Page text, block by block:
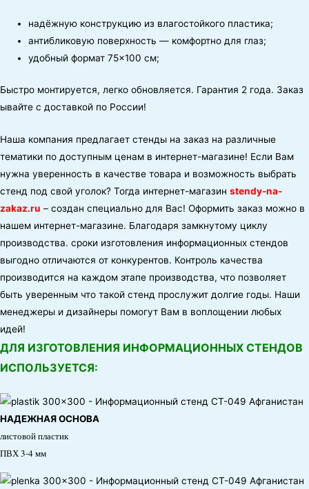
надёжную конструкцию из влагостойкого пластика;
антибликовую поверхность — комфортно для глаз;
удобный формат75×100 см;
Быстро монтируется, легко обновляется. Гарантия 2 года. Заказ
ывайте с доставкой по России!
Наша компания предлагает стенды на заказ на различные
тематики по доступным ценам в интернет-магазине! Если Вам
нужна уверенность в качестве товара и возможность выбрать
стенд под свой уголок? Тогда интернет-магазин stendy-na-
zakaz.ru – создан специально для Вас! Оформить заказ можно в
нашем интернет-магазине. Благодаря замкнутому циклу
производства. сроки изготовления информационных стендов
выгодно отличаются от конкурентов. Контроль качества
производится на каждом этапе производства, что позволяет
быть уверенным что такой стенд прослужит долгие годы. Наши
менеджеры и дизайнеры помогут Вам в воплощении любых
идей!
ДЛЯ ИЗГОТОВЛЕНИЯ ИНФОРМАЦИОННЫХ СТЕНДОВ
ИСПОЛЬЗУЕТСЯ:
НАДЕЖНАЯ ОСНОВА
листовой пластик
ПВХ 3-4 мм